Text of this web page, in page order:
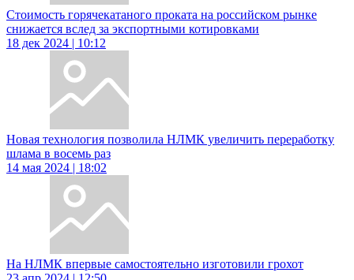
Стоимость горячекатаного проката на российском рынке
снижается вслед за экспортными котировками
18 дек 2024 | 10:12
Новая технология позволила НЛМК увеличить переработку
шлама в восемь раз
14 мая 2024 | 18:02
На НЛМК впервые самостоятельно изготовили грохот